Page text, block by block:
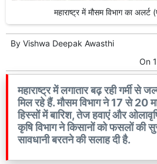
महाराष्ट्र में मौसम विभाग का अलर्ट
By Vishwa Deepak Awasthi
On
महाराष्ट्र में लगातार बढ़ रही गर्मी से
मिल रहे हैं. मौसम विभाग ने 17 से 20
हिस्सों में बारिश, तेज हवाएं और
कृषि विभाग ने किसानों को फसलों की
सावधानी बरतने की सलाह दी है.